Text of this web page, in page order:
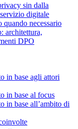
sin dalla
digitale
necessario
architettura,
DPO
in base agli attori
in base al focus
in base all’ambito di